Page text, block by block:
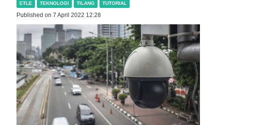
ETLE TEKNOLOGI TILANG TUTORIAL
Published on 7 April 2022 12:28